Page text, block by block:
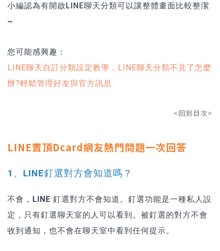
小編認為有開啟LINE聊天分類可以讓整體畫面比較整潔
~
您可能感興趣：
LINE聊天自訂分類設定教學，LINE聊天分類不見了怎麼
辦?輕鬆管理好友與官方訊息
<回到目次>
LINE置頂Dcard網友熱門問題一次回答
1、LINE釘選對方會知道嗎？
不會，LINE 釘選對方不會知道。 釘選功能是一種私人設
定，只有釘選聊天室的人可以看到。被釘選的對方不會
收到通知，也不會在聊天室中看到任何提示。